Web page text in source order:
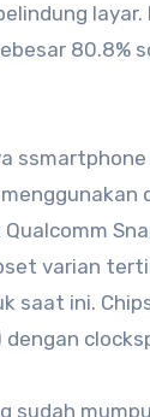
layar.
80.8%
varian
saat ini.
sudah